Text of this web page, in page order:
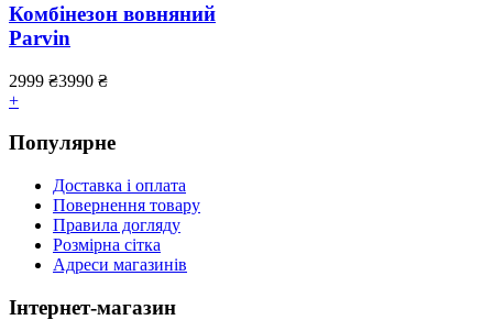
Комбінезон вовняний
Parvin
2999 ₴3990 ₴
+
Популярне
Доставка і оплата
Повернення товару
Правила догляду
Розмірна сітка
Адреси магазинів
Інтернет-магазин